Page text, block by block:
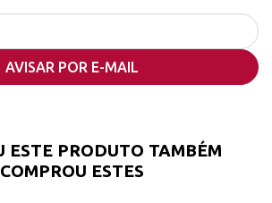
AVISAR POR E-MAIL
ESTE PRODUTO TAMBÉM
COMPROU ESTES